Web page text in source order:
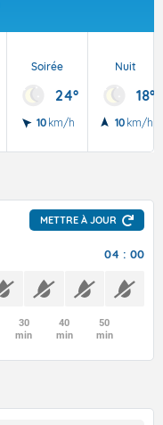
Soirée
24°
10 km/h
Nuit
18°
10 km/h
METTRE À JOUR
04 : 00
30
min
40
min
50
min